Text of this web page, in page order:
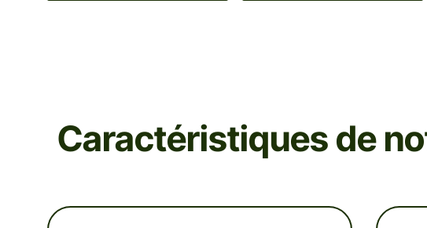
Caractéristiques de